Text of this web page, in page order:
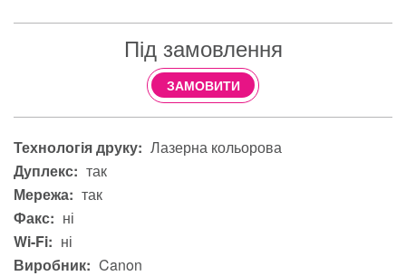
Під замовлення
ЗАМОВИТИ
Технологія друку: Лазерна кольорова
Дуплекс: так
Мережа: так
Факс: ні
Wi-Fi: ні
Виробник: Canon